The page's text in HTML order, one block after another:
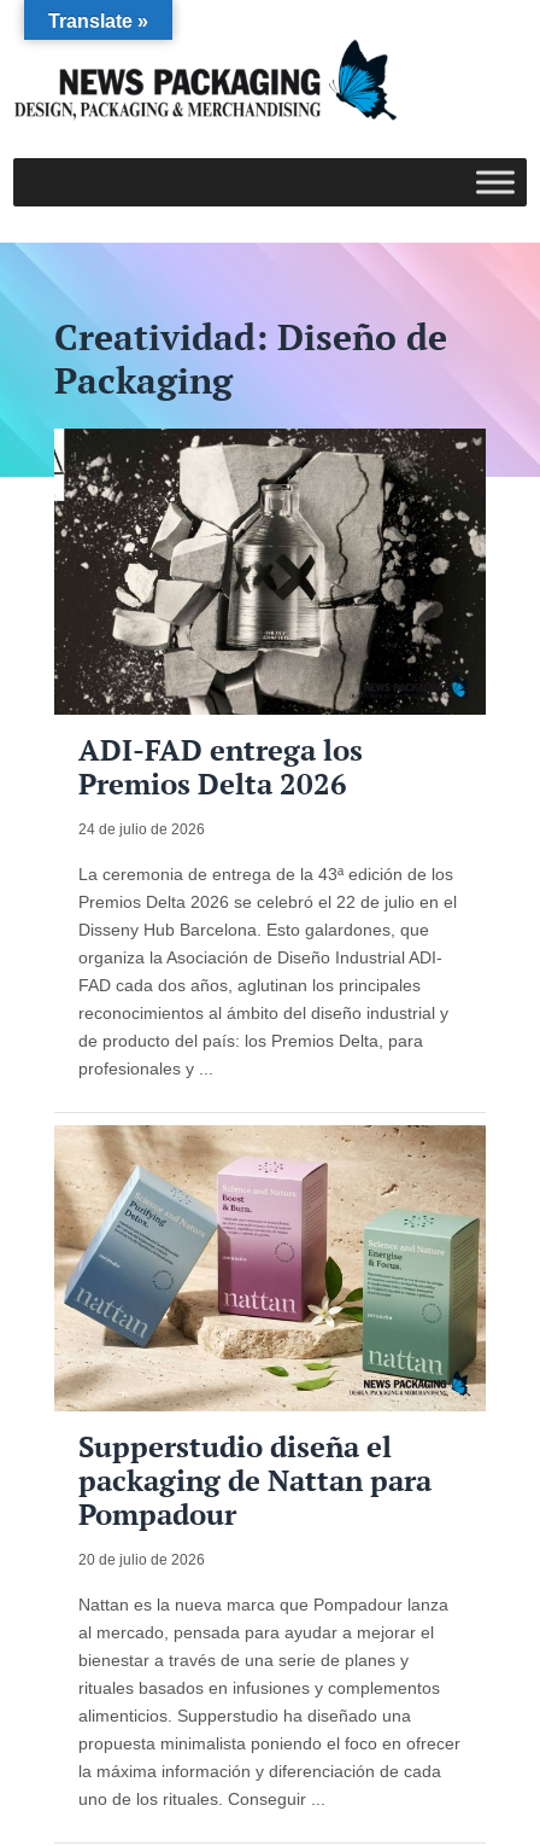
Creatividad: Diseño de
Packaging
ADI-FAD entrega los
Premios Delta 2026
24 de julio de 2026
La ceremonia de entrega de la 43ª edición de los
Premios Delta 2026 se celebró el 22 de julio en el
Disseny Hub Barcelona. Esto galardones, que
organiza la Asociación de Diseño Industrial ADI-
FAD cada dos años, aglutinan los principales
reconocimientos al ámbito del diseño industrial y
de producto del país: los Premios Delta, para
profesionales y ...
Supperstudio diseña el
packaging de Nattan para
Pompadour
20 de julio de 2026
Nattan es la nueva marca que Pompadour lanza
al mercado, pensada para ayudar a mejorar el
bienestar a través de una serie de planes y
rituales basados en infusiones y complementos
alimenticios. Supperstudio ha diseñado una
propuesta minimalista poniendo el foco en ofrecer
la máxima información y diferenciación de cada
uno de los rituales. Conseguir ...
Translate »